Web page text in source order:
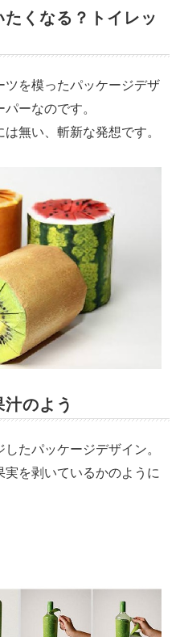
くなる？トイレッ
ツを模ったパッケージデザ
ーなのです。
無い、斬新な発想です。
のよう
たパッケージデザイン。
を剥いているかのように